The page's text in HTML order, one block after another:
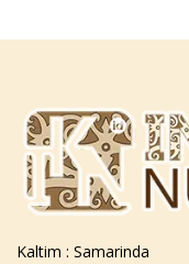
Kaltim : Samarinda